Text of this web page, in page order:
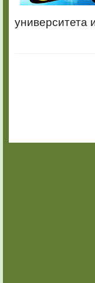
университета